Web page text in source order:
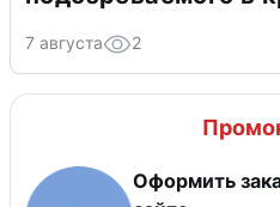
7 августа 2
Оформить